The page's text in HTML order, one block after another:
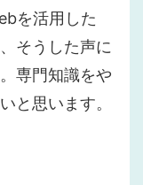
を活用した
そうした声に
専門知識をや
と思います。